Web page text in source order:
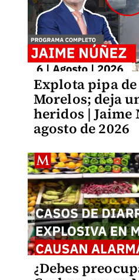
Explota pipa de
Morelos; deja
heridos | Jaime
agosto de 2026
¿Debes